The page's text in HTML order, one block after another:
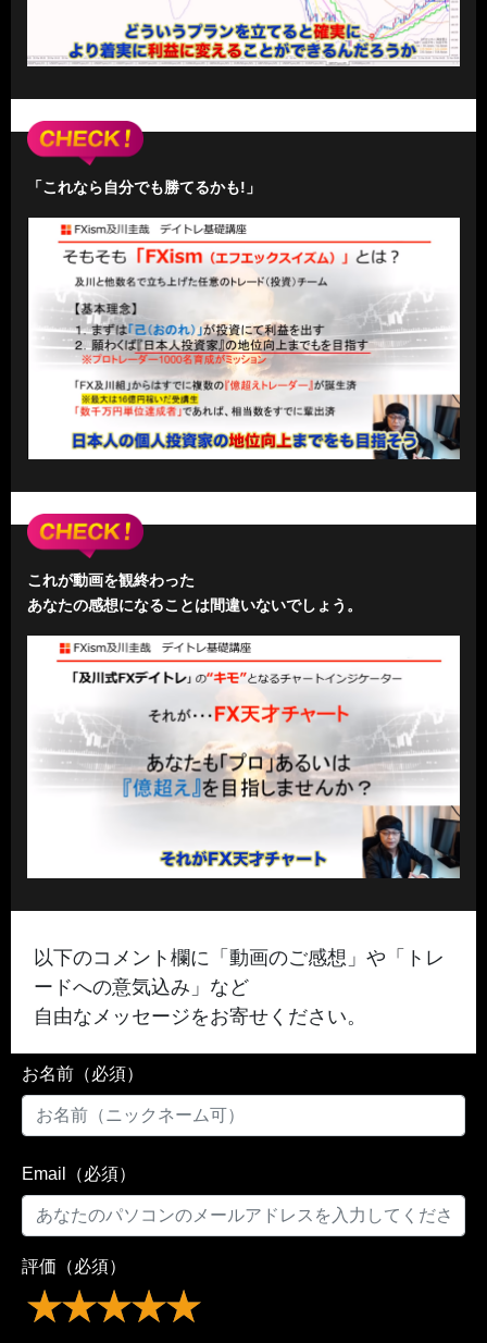
「これなら自分でも勝てるかも!」
これが動画を観終わった
あなたの感想になることは間違いないでしょう。
以下のコメント欄に「動画のご感想」や「トレ
ードへの意気込み」など
自由なメッセージをお寄せください。
お名前（必須）
Email（必須）
評価（必須）